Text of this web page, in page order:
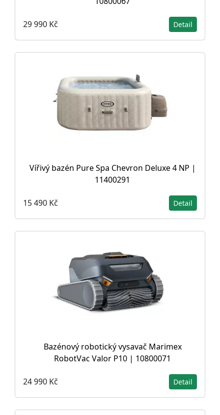
29 990 Kč Detail
Vířivý bazén Pure Spa Chevron Deluxe 4 NP |
11400291
15 490 Kč Detail
Bazénový robotický vysavač Marimex
RobotVac Valor P10 | 10800071
24 990 Kč Detail